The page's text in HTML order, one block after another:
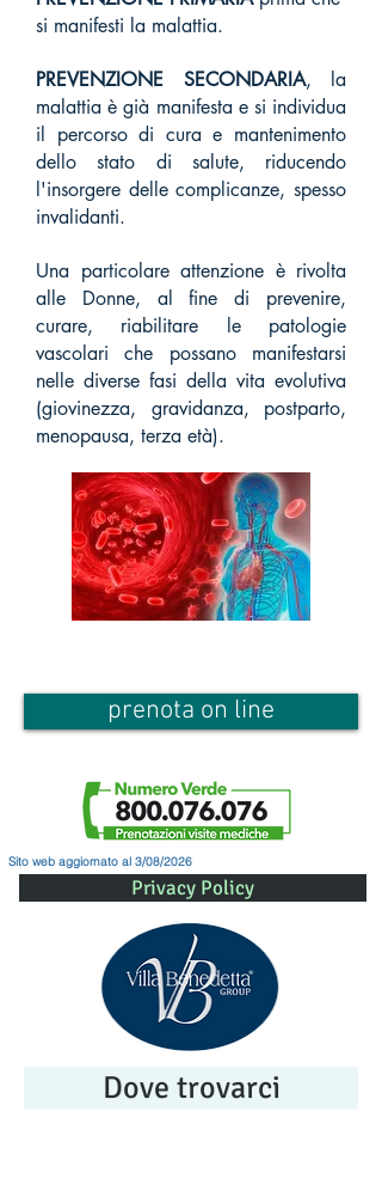
si manifesti la malattia.
PREVENZIONE SECONDARIA, la
malattia è già manifesta e si individua
il percorso di cura e mantenimento
dello stato di salute, riducendo
l'insorgere delle complicanze, spesso
invalidanti.
Una particolare attenzione è rivolta
alle Donne, al fine di prevenire,
curare, riabilitare le patologie
vascolari che possano manifestarsi
nelle diverse fasi della vita evolutiva
(giovinezza, gravidanza, postparto,
menopausa, terza età).
prenota on line
Sito web aggiornato al 3/08/2026
Privacy Policy
Dove trovarci